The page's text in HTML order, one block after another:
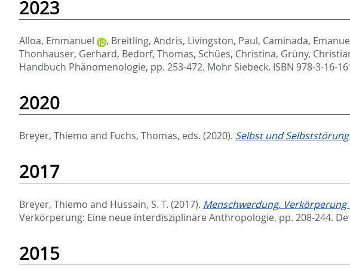
2023
Alloa, Emmanuel , Breitling, Andris, Livingston, Paul, Caminada,
Thonhauser, Gerhard, Bedorf, Thomas, Schües, Christina, Grüny,
Handbuch Phänomenologie, pp. 253-472. Mohr Siebeck. ISBN 978-3-16-
2020
Breyer, Thiemo and Fuchs, Thomas, eds. (2020). Selbst und
2017
Breyer, Thiemo and Hussain, S. T. (2017). Menschwerdung,
Verkörperung: Eine neue interdisziplinäre Anthropologie, pp. 208-244.
2015